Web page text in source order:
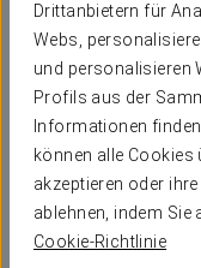
Drittanbietern für
Webs,
und personalisieren
Profils aus der
Informationen
können alle Cookies
akzeptieren oder
ablehnen, indem Sie
Cookie-Richtlinie